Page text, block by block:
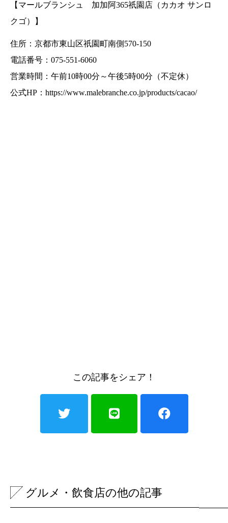
【マールブランシュ 加加阿365祇園店（カカオ サンロ
クゴ）】
住所：京都市東山区祇園町南側570-150
電話番号：075-551-6060
営業時間：午前10時00分～午後5時00分（不定休）
公式HP： https://www.malebranche.co.jp/products/cacao/
この記事をシェア！
グルメ・飲食店の他の記事